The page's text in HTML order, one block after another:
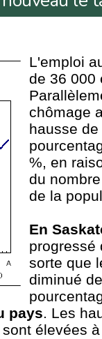
L'emploi
de 36 000
chômage
hausse
%, en
du
de la
En
progressé
sorte que
diminué
pays. Les
élevées